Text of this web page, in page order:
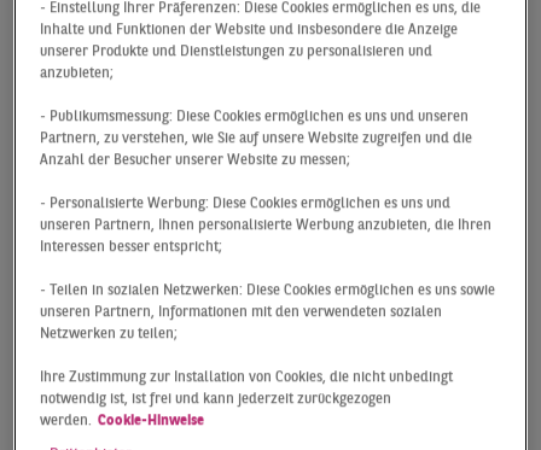
vermeldet werden. Damit wurde das
Vorjahresquartal um 59 % verfehlt und das aktuelle
Resultat liegt auch 62 % unter dem 10-jährigen
Das insgesamt schwache Auftaktquartal ist
allerdings mit großer Wahrscheinlichkeit mehr denn
je als Momentaufnahme zu interpretieren. Im Markt
kann trotz der weiterhin herausfordernden
wirtschaftlichen Rahmenbedingungen eine
anhaltend hohe Nachfrage nach Hallenflächen
registriert werden. Insbesondere im Frankfurter
Kerngebiet bleibt der Angebotsengpass
marktbestimmend. Vor allem bei Gesuchen, die
einen kurzfristigen Abschluss und geringe
Mietvertragslaufzeiten erfordern, bleibt ein
- Einstellung Ihrer Präferenzen: Diese Cookies ermöglichen es uns, die
Inhalte und Funktionen der Website und insbesondere die Anzeige
unserer Produkte und Dienstleistungen zu personalisieren und
anzubieten;
- Publikumsmessung: Diese Cookies ermöglichen es uns und unseren
Partnern, zu verstehen, wie Sie auf unsere Website zugreifen und die
Anzahl der Besucher unserer Website zu messen;
- Personalisierte Werbung: Diese Cookies ermöglichen es uns und
unseren Partnern, Ihnen personalisierte Werbung anzubieten, die Ihren
Interessen besser entspricht;
- Teilen in sozialen Netzwerken: Diese Cookies ermöglichen es uns sowie
unseren Partnern, Informationen mit den verwendeten sozialen
Netzwerken zu teilen;
Ihre Zustimmung zur Installation von Cookies, die nicht unbedingt
notwendig ist, ist frei und kann jederzeit zurückgezogen
werden. Cookie-Hinweise